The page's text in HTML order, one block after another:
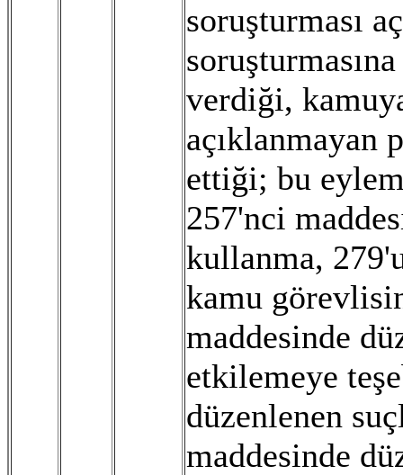
soruşturması
verdiği,
açıklanmayan
ettiği; bu
257'nci
kullanma,
kamu
maddesinde
etkilemeye
düzenlenen
maddesinde